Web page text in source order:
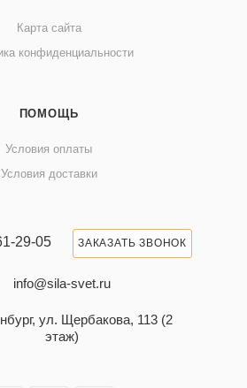
Карта сайта
конфиденциальности
ПОМОЩЬ
Условия оплаты
Условия доставки
29-05 ЗАКАЗАТЬ ЗВОНОК
info@sila-svet.ru
ул. Щербакова, 113 (2
этаж)